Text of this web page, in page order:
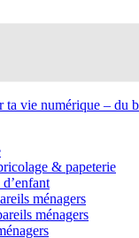
ta vie numérique – du
& papeterie
ménagers
ménagers